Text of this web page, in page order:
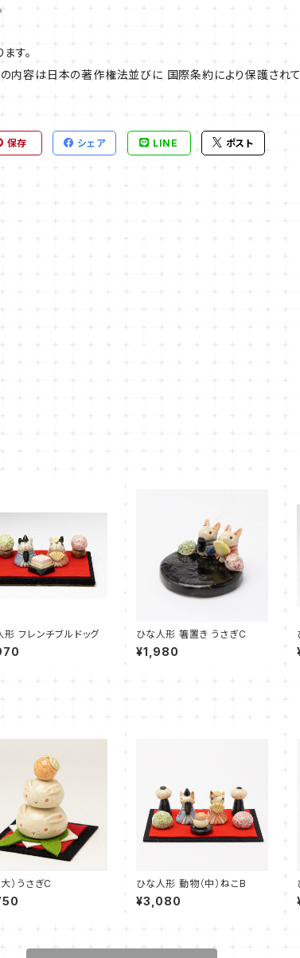
す。
内容は日本の著作権法並びに 国際条約により保護されて
保存 シェア LINE ポスト
形 フレンチブルドッグ ひな人形 箸置き うさぎC
¥1,980
）うさぎC ひな人形 動物（中）ねこB
¥3,080